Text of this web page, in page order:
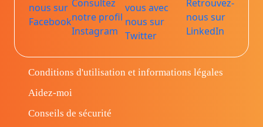
Conditions d'utilisation et informations légales
Aidez-moi
Conseils de sécurité